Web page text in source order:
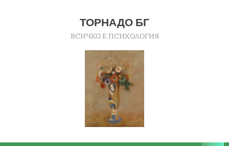
ТОРНАДО БГ
ВСИЧКО Е ПСИХОЛОГИЯ